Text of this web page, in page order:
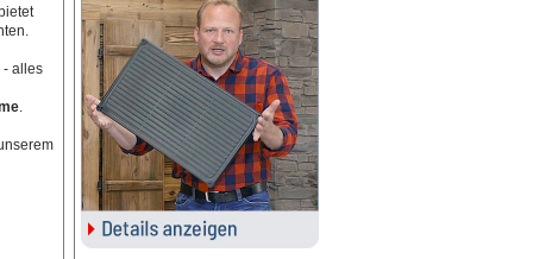
- alles
.